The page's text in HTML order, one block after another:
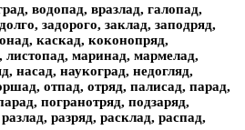
водопад, вразлад, галопад,
задорого, заклад, заподряд,
каскад, коконопряд,
маринад, мармелад,
насад, наукоград, недогляд,
отпад, отряд, палисад, парад,
погранотряд, подзаряд,
разряд, расклад, распад,